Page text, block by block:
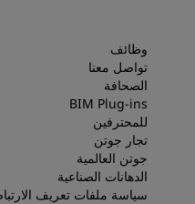
وظائف
تواصل معنا
الصحافة
BIM Plug-ins
للمحترفين
تجار جوتن
جوتن العالمية
الدهانات الصناعية
سياسة ملفات تعريف